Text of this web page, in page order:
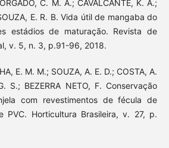
C. M. A.; CAVALCANTE, K. A.;
E. R. B. Vida útil de mangaba do
estádios de maturação. Revista de
v. 5, n. 3, p.91-96, 2018.
E. M. M.; SOUZA, A. E. D.; COSTA, A.
S.; BEZERRA NETO, F. Conservação
com revestimentos de fécula de
PVC. Horticultura Brasileira, v. 27, p.